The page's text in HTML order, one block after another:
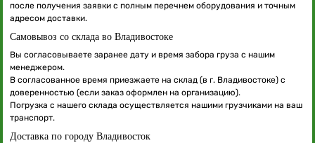
после получения заявки с полным перечнем оборудования и точным
адресом доставки.
Самовывоз со склада во Владивостоке
Вы согласовываете заранее дату и время забора груза с нашим
менеджером.
В согласованное время приезжаете на склад (в г. Владивостоке) с
доверенностью (если заказ оформлен на организацию).
Погрузка с нашего склада осуществляется нашими грузчиками на ваш
транспорт.
Доставка по городу Владивосток